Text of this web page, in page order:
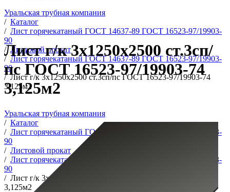
Уральская трубная компания
/ Каталог
/ Лист горячекатаный ГОСТ 14637-89 ГОСТ 16523-97/19903-
90
/ Листовой прокат
/ Лист горячекатаный ГОСТ 14637-89 ГОСТ 16523-97/19903-
90
/ Лист г/к 3х1250х2500 ст.3сп/пс ГОСТ 16523-97/19903-74
3,125м2
Лист г/к 3х1250х2500 ст.3сп/
пс ГОСТ 16523-97/19903-74
3,125м2
Уральская трубная компания
/ Каталог
/ Лист горячекатаный ГОСТ 14637-89 ГОСТ 16523-97/19903-
90
/ Листовой прокат
/ Лист горячекатаный ГОСТ 14637-89 ГОСТ 16523-97/19903-
90
/ Лист г/к 3х1250х2500 ст.3сп/пс ГОСТ 16523-97/19903-74
3,125м2